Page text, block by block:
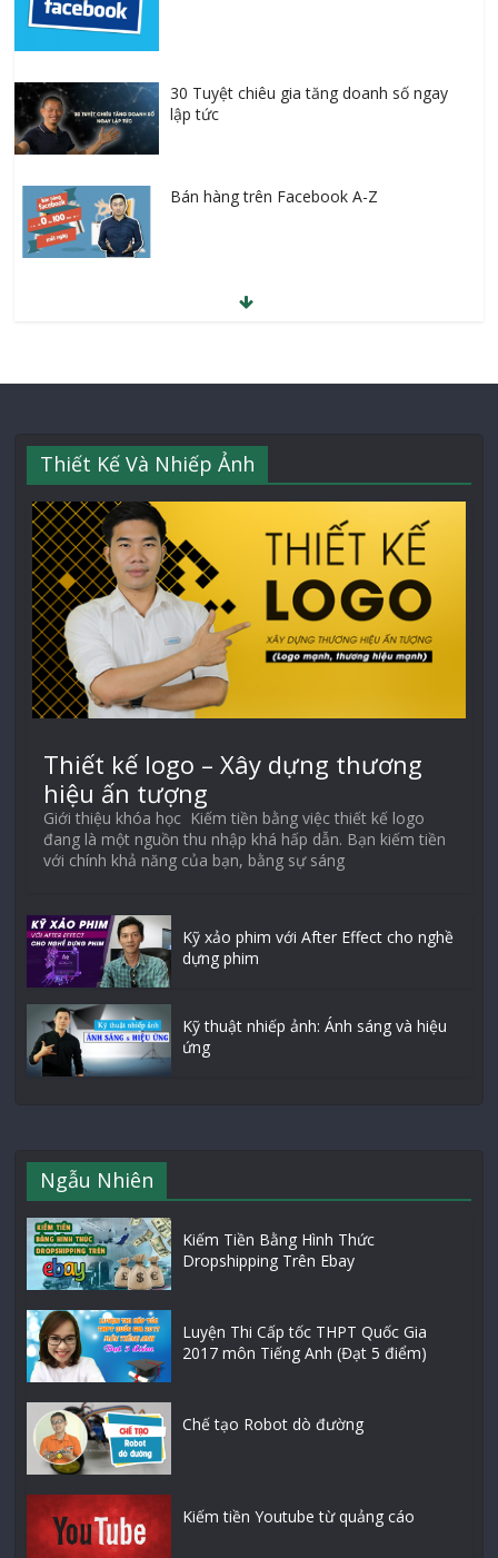
30 Tuyệt chiêu gia tăng doanh số ngay
lập tức
Bán hàng trên Facebook A-Z
Thiết Kế Và Nhiếp Ảnh
Thiết kế logo – Xây dựng thương
hiệu ấn tượng
Giới thiệu khóa học Kiếm tiền bằng việc thiết kế logo
đang là một nguồn thu nhập khá hấp dẫn. Bạn kiếm tiền
với chính khả năng của bạn, bằng sự sáng
Kỹ xảo phim với After Effect cho nghề
dựng phim
Kỹ thuật nhiếp ảnh: Ánh sáng và hiệu
ứng
Ngẫu Nhiên
Kiếm Tiền Bằng Hình Thức
Dropshipping Trên Ebay
Luyện Thi Cấp tốc THPT Quốc Gia
2017 môn Tiếng Anh (Đạt 5 điểm)
Chế tạo Robot dò đường
Kiếm tiền Youtube từ quảng cáo